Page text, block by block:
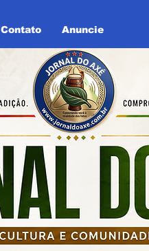
Contato Anuncie